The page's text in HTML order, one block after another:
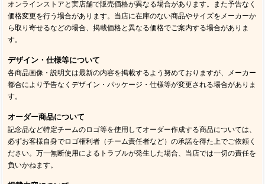
オンラインストアと実店舗で販売価格が異なる場合があります。また予告なく
価格変更を行う場合があります。当店に在庫のない商品やサイズをメーカーか
ら取り寄せるなどの場合、掲載価格と異なる価格でご案内する場合がありま
す。
デザイン・仕様等について
各商品画像・説明文は最新の内容を掲載するよう努めておりますが、メーカー
都合により予告なくデザイン・パッケージ・仕様等が変更される場合がありま
す。
オーダー商品について
記念品など特定チームのロゴ等を使用してオーダー作成する商品については、
必ずお客様自身でロゴ権利者（チーム責任者など）の承諾を得た上でご依頼く
ださい。万一無断使用によるトラブルが発生した場合、当店では一切の責任を
負いかねます。